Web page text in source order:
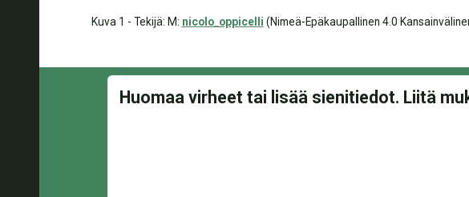
Kuva 1 - Tekijä: M: nicolo_oppicelli (Nimeä-Epäkaupallinen 4.0